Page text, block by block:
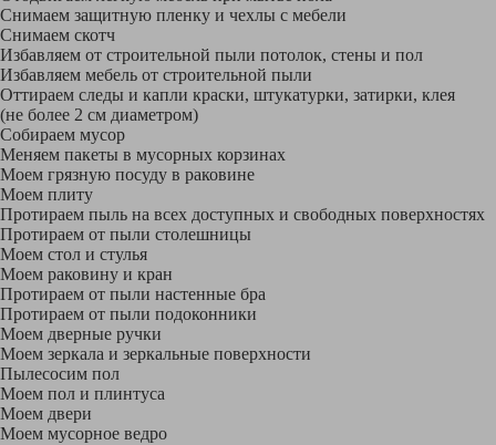
Снимаем защитную пленку и чехлы с мебели
Снимаем скотч
Избавляем от строительной пыли потолок, стены и пол
Избавляем мебель от строительной пыли
Оттираем следы и капли краски, штукатурки, затирки, клея
(не более 2 см диаметром)
Собираем мусор
Меняем пакеты в мусорных корзинах
Моем грязную посуду в раковине
Моем плиту
Протираем пыль на всех доступных и свободных поверхностях
Протираем от пыли столешницы
Моем стол и стулья
Моем раковину и кран
Протираем от пыли настенные бра
Протираем от пыли подоконники
Моем дверные ручки
Моем зеркала и зеркальные поверхности
Пылесосим пол
Моем пол и плинтуса
Моем двери
Моем мусорное ведро